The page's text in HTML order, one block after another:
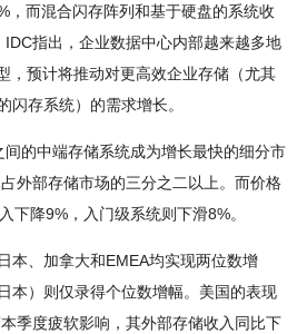
，而混合闪存阵列和基于硬盘的系统收
IDC指出，企业数据中心内部越来越多地
，预计将推动对更高效企业存储（尤其
闪存系统）的需求增长。
的中端存储系统成为增长最快的细分市
外部存储市场的三分之二以上。而价格
下降9%，入门级系统则下滑8%。
本、加拿大和EMEA均实现两位数增
本）则仅录得个位数增幅。美国的表现
季度疲软影响，其外部存储收入同比下